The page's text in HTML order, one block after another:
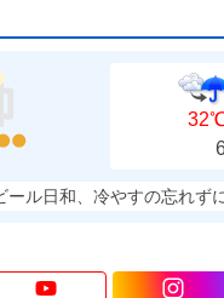
ール日和、冷やすの忘れず